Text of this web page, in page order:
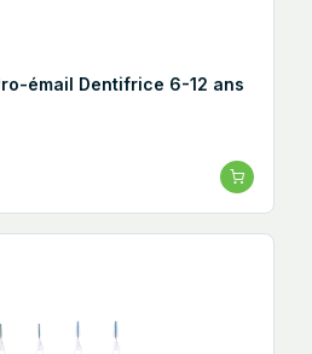
émail Dentifrice 6-12 ans